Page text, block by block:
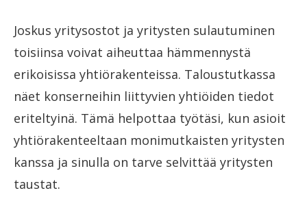
Joskus yritysostot ja yritysten sulautuminen
toisiinsa voivat aiheuttaa hämmennystä
erikoisissa yhtiörakenteissa. Taloustutkassa
näet konserneihin liittyvien yhtiöiden tiedot
eriteltyinä. Tämä helpottaa työtäsi, kun asioit
yhtiörakenteeltaan monimutkaisten yritysten
kanssa ja sinulla on tarve selvittää yritysten
taustat.